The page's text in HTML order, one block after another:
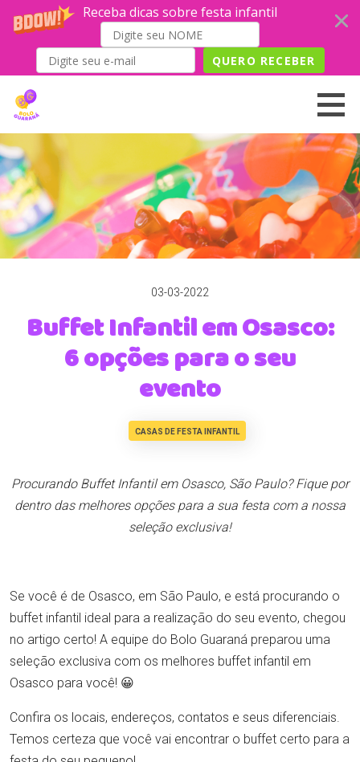
Receba dicas sobre festa infantil
QUERO RECEBER
content
03-03-2022
Buffet Infantil em Osasco:
6 opções para o seu
evento
CASAS DE FESTA INFANTIL
Procurando Buffet Infantil em Osasco, São Paulo? Fique por
dentro das melhores opções para a sua festa com a nossa
seleção exclusiva!
Se você é de Osasco, em São Paulo, e está procurando o
buffet infantil ideal para a realização do seu evento, chegou
no artigo certo! A equipe do Bolo Guaraná preparou uma
seleção exclusiva com os melhores buffet infantil em
Osasco para você! 😀
Confira os locais, endereços, contatos e seus diferenciais.
Temos certeza que você vai encontrar o buffet certo para a